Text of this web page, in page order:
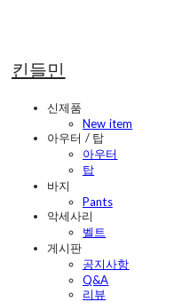
킨들민
신제품
New item
아우터 / 탑
아우터
탑
바지
Pants
악세사리
벨트
게시판
공지사항
Q&A
리뷰